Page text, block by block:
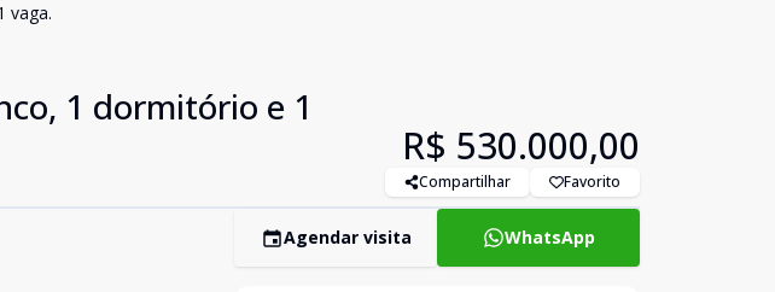
vaga.
1 dormitório e 1
R$ 530.000,00
Compartilhar Favorito
Agendar visita WhatsApp